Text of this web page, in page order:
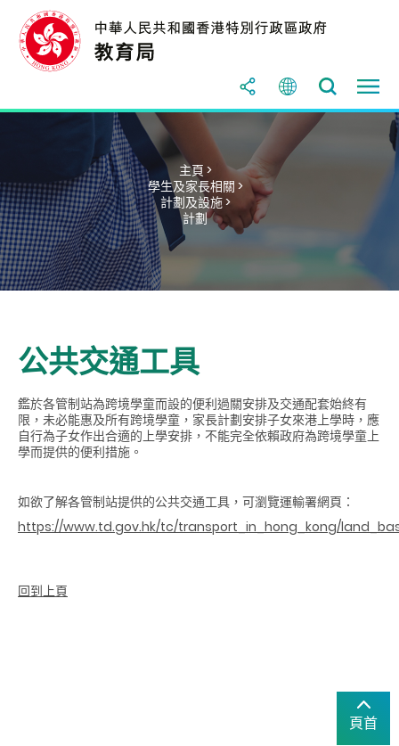
主頁 >
學生及家長相關 >
計劃及設施 >
計劃
公共交通工具
鑑於各管制站為跨境學童而設的便利過關安排及交通配套始終有
限，未必能惠及所有跨境學童，家長計劃安排子女來港上學時，應
自行為子女作出合適的上學安排，不能完全依賴政府為跨境學童上
學而提供的便利措施。
如欲了解各管制站提供的公共交通工具，可瀏覽運輸署網頁：
https://www.td.gov.hk/tc/transport_in_hong_kong/
回到上頁
頁首